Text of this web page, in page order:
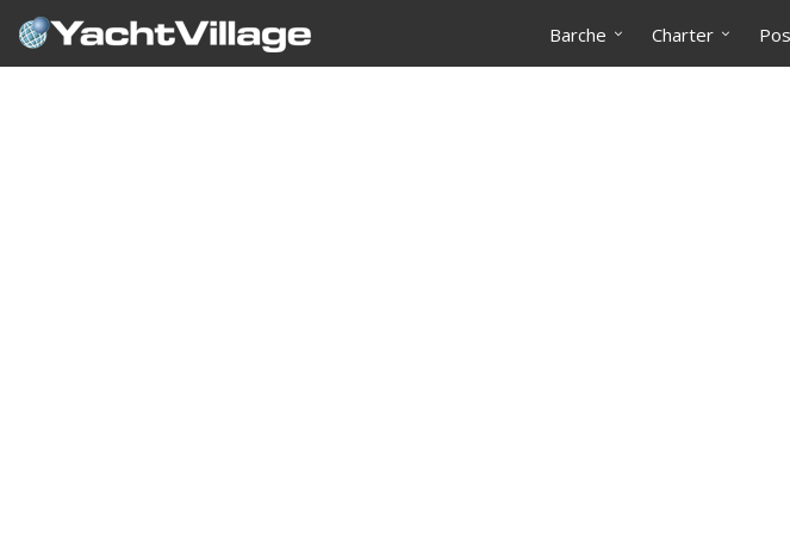
Barche Charter